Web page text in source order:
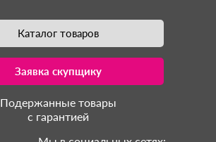
Каталог товаров
Заявка скупщику
Подержанные товары
с гарантией